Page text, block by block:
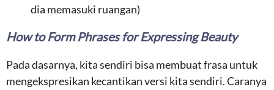
dia memasuki ruangan)
How to Form Phrases for Expressing Beauty
Pada dasarnya, kita sendiri bisa membuat frasa untuk
mengekspresikan kecantikan versi kita sendiri. Caranya